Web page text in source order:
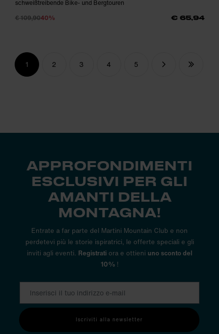
schweißtreibende Bike- und Bergtouren
€ 109,9040% € 65,94
1 2 3 4 5
APPROFONDIMENTI
ESCLUSIVI PER GLI
AMANTI DELLA
MONTAGNA!
Entrate a far parte del Martini Mountain Club e non
perdetevi più le storie ispiratrici, le offerte speciali e gli
inviti agli eventi. Registrati ora e ottieni uno sconto del
10% !
Iscriviti alla newsletter